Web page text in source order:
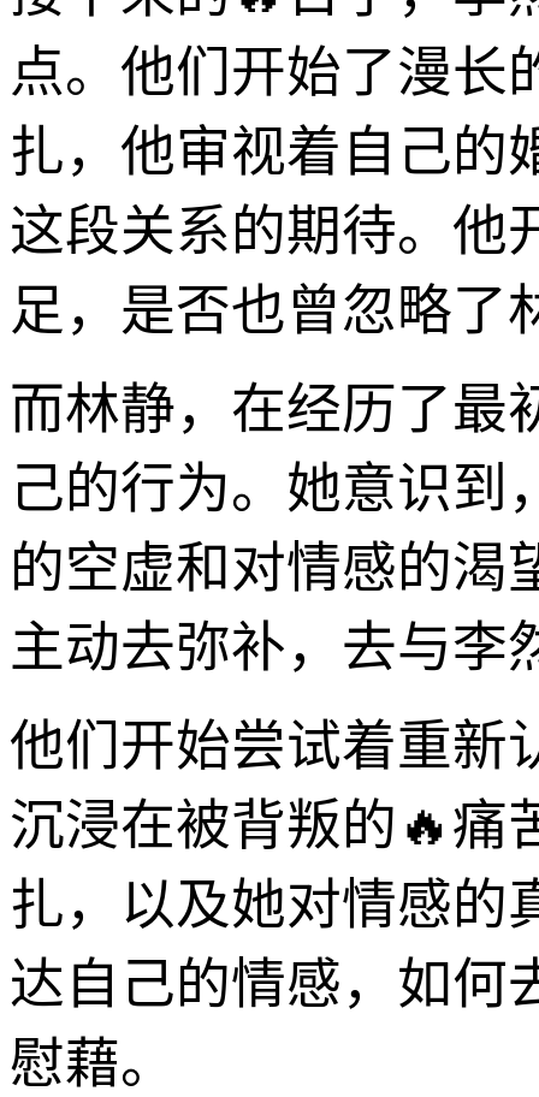
点。他们开始了漫长
扎，他审视着自己的
这段关系的期待。他
足，是否也曾忽略了
而林静，在经历了最
己的行为。她意识到
的空虚和对情感的渴
主动去弥补，去与李
他们开始尝试着重新
沉浸在被背叛的🔥痛
扎，以及她对情感的
达自己的情感，如何
慰藉。